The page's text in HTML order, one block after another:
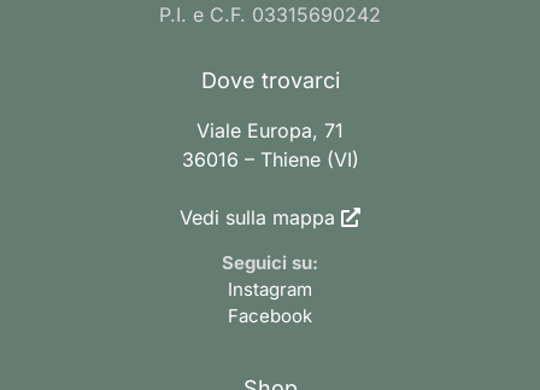
P.I. e C.F. 03315690242
Dove trovarci
Viale Europa, 71
36016 – Thiene (VI)
Vedi sulla mappa
Seguici su:
Instagram
Facebook